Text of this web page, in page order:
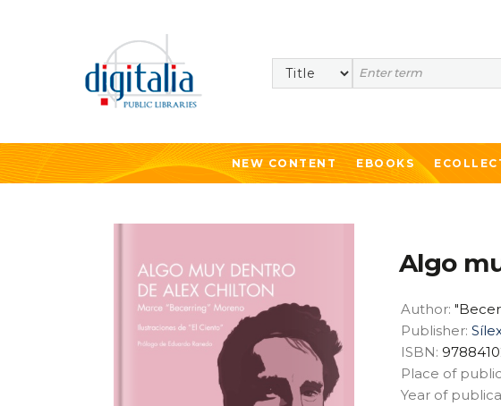
Search
NEW CONTENT EBOOKS
Algo
Author:
Publisher:
ISBN:
Place of
Year of